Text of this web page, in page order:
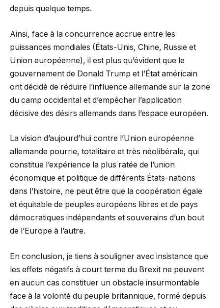
depuis quelque temps.
Ainsi, face à la concurrence accrue entre les
puissances mondiales (États-Unis, Chine, Russie et
Union européenne), il est plus qu’évident que le
gouvernement de Donald Trump et l’État américain
ont décidé de réduire l’influence allemande sur la zone
du camp occidental et d’empêcher l’application
décisive des désirs allemands dans l’espace européen.
La vision d’aujourd’hui contre l’Union européenne
allemande pourrie, totalitaire et très néolibérale, qui
constitue l’expérience la plus ratée de l’union
économique et politique de différents États-nations
dans l’histoire, ne peut être que la coopération égale
et équitable de peuples européens libres et de pays
démocratiques indépendants et souverains d’un bout
de l’Europe à l’autre.
En conclusion, je tiens à souligner avec insistance que
les effets négatifs à court terme du Brexit ne peuvent
en aucun cas constituer un obstacle insurmontable
face à la volonté du peuple britannique, formé depuis